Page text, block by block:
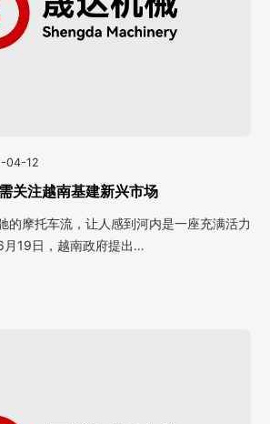
04-12
关注越南基建新兴市场
的摩托车流，让人感到河内是一座充满活力
月19日，越南政府提出…